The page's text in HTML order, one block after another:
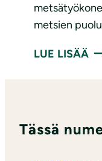
metsien
LUE LISÄÄ
Tässä